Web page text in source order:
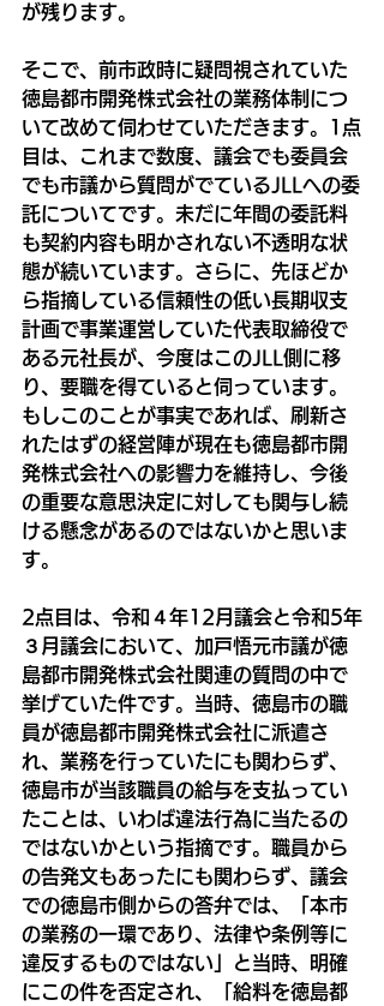
が残ります。
そこで、前市政時に疑問視されていた
徳島都市開発株式会社の業務体制につ
いて改めて伺わせていただきます。1点
目は、これまで数度、議会でも委員会
でも市議から質問がでているJLLへの委
託についてです。未だに年間の委託料
も契約内容も明かされない不透明な状
態が続いています。さらに、先ほどか
ら指摘している信頼性の低い長期収支
計画で事業運営していた代表取締役で
ある元社長が、今度はこのJLL側に移
り、要職を得ていると伺っています。
もしこのことが事実であれば、刷新さ
れたはずの経営陣が現在も徳島都市開
発株式会社への影響力を維持し、今後
の重要な意思決定に対しても関与し続
ける懸念があるのではないかと思いま
す。
2点目は、令和４年12月議会と令和5年
３月議会において、加戸悟元市議が徳
島都市開発株式会社関連の質問の中で
挙げていた件です。 当時、徳島市の職
員が徳島都市開発株式会社に派遣さ
れ、業務を行っていたにも関わらず、
徳島市が当該職員の給与を支払ってい
たことは、いわば違法行為に当たるの
ではないかという指摘です。職員から
の告発文もあったにも関わらず、議会
での徳島市側からの答弁では、「本市
の業務の一環であり、法律や条例等に
違反するものではない」と当時、明確
にこの件を否定され、「給料を徳島都